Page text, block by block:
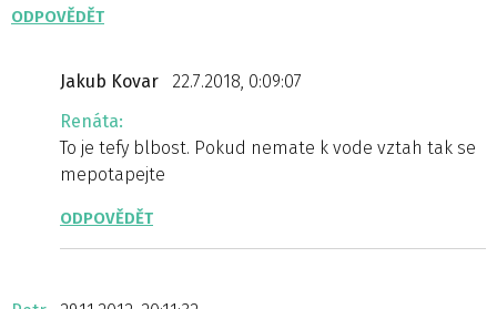
ODPOVĚDĚT
Jakub Kovar
22.7.2018, 0:09:07
Renáta:
To je tefy blbost. Pokud nemate k vode vztah tak se
mepotapejte
ODPOVĚDĚT